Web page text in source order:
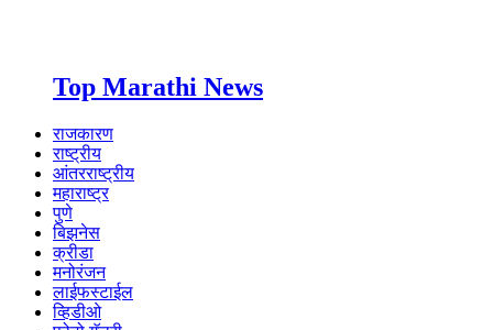
Top Marathi News
राजकारण
राष्ट्रीय
आंतरराष्ट्रीय
महाराष्ट्र
पुणे
बिझनेस
क्रीडा
मनोरंजन
लाईफस्टाईल
व्हिडीओ